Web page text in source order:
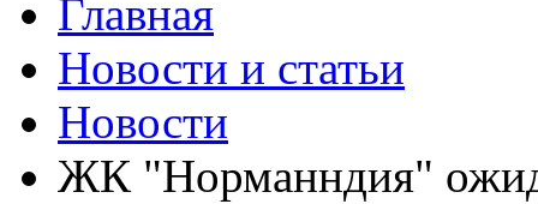
Главная
Новости и статьи
Новости
ЖК "Норманндия"